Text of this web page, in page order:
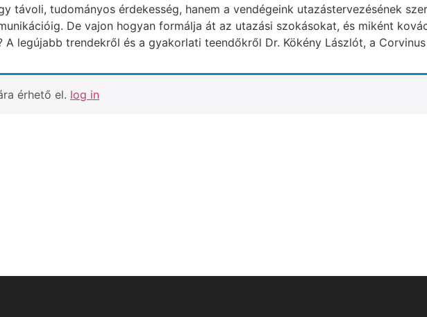
távoli, tudományos érdekesség, hanem a vendégeink utazástervezésének
De vajon hogyan formálja át az utazási szokásokat, és miként
legújabb trendekről és a gyakorlati teendőkről Dr. Kökény Lászlót, a
érhető el. log in